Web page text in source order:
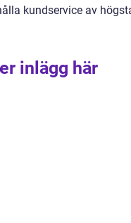
kundservice av
inlägg här